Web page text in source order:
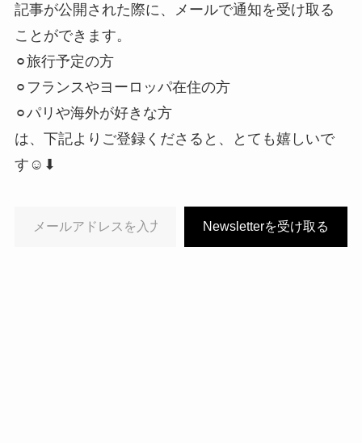
記事が公開された際に、メールで通知を受け取る
ことができます。
⚪︎旅行予定の方
⚪︎フランスやヨーロッパ在住の方
⚪︎パリや海外が好きな方
は、下記よりご登録くださると、とても嬉しいで
す☺︎⬇︎
Newsletterを受け取る